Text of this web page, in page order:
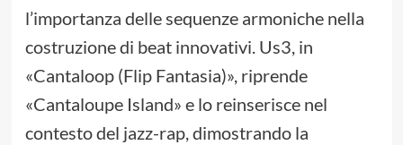
l’importanza delle sequenze armoniche nella
costruzione di beat innovativi. Us3, in
«Cantaloop (Flip Fantasia)», riprende
«Cantaloupe Island» e lo reinserisce nel
contesto del jazz-rap, dimostrando la